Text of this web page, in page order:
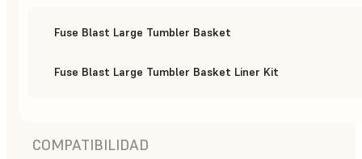
Fuse Blast Large Tumbler Basket
Fuse Blast Large Tumbler Basket Liner Kit
COMPATIBILIDAD